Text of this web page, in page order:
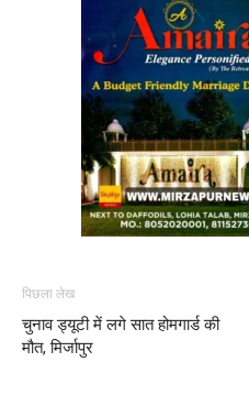
पिछला लेख
चुनाव ड्यूटी में लगे सात होमगार्ड की
मौत, मिर्जापुर